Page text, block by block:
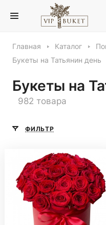
Главная Каталог
Букеты на Татьянин день
Букеты на
982 товара
ФИЛЬТР